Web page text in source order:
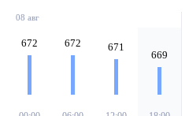
08 авг
672 672 671
669